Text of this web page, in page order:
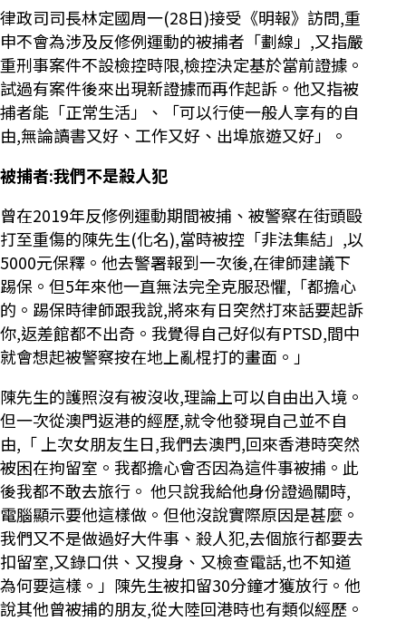
律政司司長林定國周一(28日)接受《明報》訪問,重
申不會為涉及反修例運動的被捕者「劃線」,又指嚴
重刑事案件不設檢控時限,檢控決定基於當前證據。
試過有案件後來出現新證據而再作起訴。他又指被
捕者能「正常生活」、「可以行使一般人享有的自
由,無論讀書又好、工作又好、出埠旅遊又好」。
被捕者:我們不是殺人犯
曾在2019年反修例運動期間被捕、被警察在街頭毆
打至重傷的陳先生(化名),當時被控「非法集結」,以
5000元保釋。他去警署報到一次後,在律師建議下
踢保。但5年來他一直無法完全克服恐懼,「都擔心
的。踢保時律師跟我說,將來有日突然打來話要起訴
你,返差館都不出奇。我覺得自己好似有PTSD,間中
就會想起被警察按在地上亂棍打的畫面。」
陳先生的護照沒有被沒收,理論上可以自由出入境。
但一次從澳門返港的經歷,就令他發現自己並不自
由,「 上次女朋友生日,我們去澳門,回來香港時突然
被困在拘留室。我都擔心會否因為這件事被捕。此
後我都不敢去旅行。 他只說我給他身份證過關時,
電腦顯示要他這樣做。但他沒說實際原因是甚麼。
我們又不是做過好大件事、殺人犯,去個旅行都要去
扣留室,又錄口供、又搜身、又檢查電話,也不知道
為何要這樣。」陳先生被扣留30分鐘才獲放行。他
說其他曾被捕的朋友,從大陸回港時也有類似經歷。